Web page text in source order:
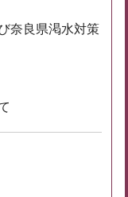
奈良県渇水対策